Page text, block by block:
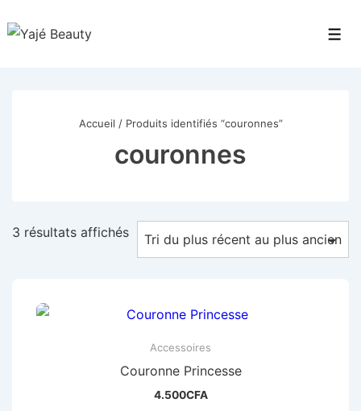
passer
Accueil / Produits identifiés “couronnes”
couronnes
3 résultats affichésTrié
du
au
plus
ancien
Accessoires
Couronne Princesse
4.500CFA